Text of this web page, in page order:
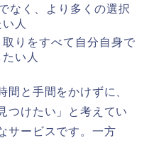
なく、より多くの選択
人
りをすべて自分自身で
い人
間と手間をかけずに、
つけたい」と考えてい
サービスです。一方